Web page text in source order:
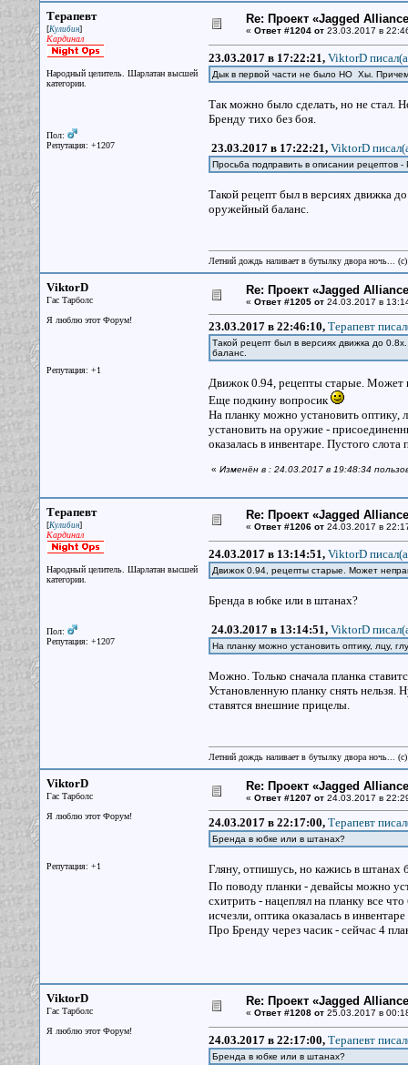
Терапевт
[Кулибин]
Кардинал
Народный целитель. Шарлатан высшей
категории.
Пол:
Репутация: +1207
Re: Проект «Jagged
« Ответ #1204 от23.03.2017 в
23.03.2017 в 17:22:21, ViktorD
Дык в первой части не было НО Хы.
Так можно было сделать, но не стал.
Бренду тихо без боя.
23.03.2017 в 17:22:21, ViktorD
Просьба подправить в описании рецептов
Такой рецепт был в версиях движка
оружейный баланс.
Летний дождь наливает в бутылку двора ночь...
ViktorD
Гас Тарболс
Я люблю этот Форум!
Репутация: +1
Re: Проект «Jagged
« Ответ #1205 от24.03.2017 в
23.03.2017 в 22:46:10, Терапевт
Такой рецепт был в версиях движка до
баланс.
Движок 0.94, рецепты старые. Может
Еще подкину вопросик
На планку можно установить оптику,
установить на оружие -
оказалась в инвентаре. Пустого
« Изменён в : 24.03.2017 в 19:48:34
Терапевт
[Кулибин]
Кардинал
Народный целитель. Шарлатан высшей
категории.
Пол:
Репутация: +1207
Re: Проект «Jagged
« Ответ #1206 от24.03.2017 в
24.03.2017 в 13:14:51, ViktorD
Движок 0.94, рецепты старые. Может
Бренда в юбке или в штанах?
24.03.2017 в 13:14:51, ViktorD
На планку можно установить оптику, лцу,
Можно. Только сначала планка
Установленную планку снять
ставятся внешние прицелы.
Летний дождь наливает в бутылку двора ночь...
ViktorD
Гас Тарболс
Я люблю этот Форум!
Репутация: +1
Re: Проект «Jagged
« Ответ #1207 от24.03.2017 в
24.03.2017 в 22:17:00, Терапевт
Бренда в юбке или в штанах?
Гляну, отпишусь, но кажись в штанах
По поводу планки - девайсы можно
схитрить - нацеплял на планку все
исчезли, оптика оказалась в
Про Бренду через часик - сейчас 4
ViktorD
Гас Тарболс
Я люблю этот Форум!
Re: Проект «Jagged
« Ответ #1208 от25.03.2017 в
24.03.2017 в 22:17:00, Терапевт
Бренда в юбке или в штанах?